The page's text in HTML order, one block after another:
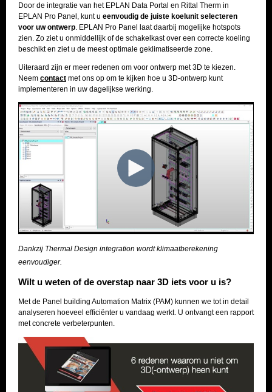
Door de integratie van het EPLAN Data Portal en Rittal Therm in
EPLAN Pro Panel, kunt u eenvoudig de juiste koelunit selecteren
voor uw ontwerp. EPLAN Pro Panel laat daarbij mogelijke hotspots
zien. Zo ziet u onmiddellijk of de schakelkast over een correcte koeling
beschikt en ziet u de meest optimale geklimatiseerde zone.
Uiteraard zijn er meer redenen om voor ontwerp met 3D te kiezen.
Neem contact met ons op om te kijken hoe u 3D-ontwerp kunt
implementeren in uw dagelijkse werking.
Dankzij Thermal Design integration wordt klimaatberekening
eenvoudiger.
Wilt u weten of de overstap naar 3D iets voor u is?
Met de Panel building Automation Matrix (PAM) kunnen we tot in detail
analyseren hoeveel efficiënter u vandaag werkt. U ontvangt een rapport
met concrete verbeterpunten.